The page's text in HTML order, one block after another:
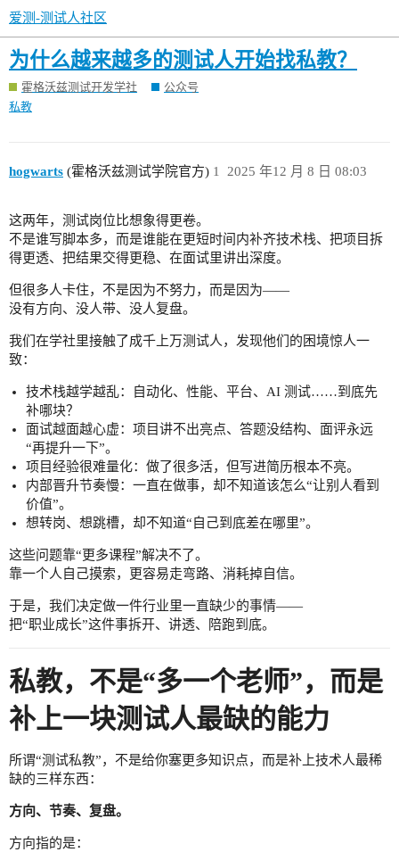
爱测-测试人社区
为什么越来越多的测试人开始找私教？
霍格沃兹测试开发学社
公众号
私教
hogwarts (霍格沃兹测试学院官方) 2025 年12 月 8 日 08:03
1
这两年，测试岗位比想象得更卷。
不是谁写脚本多，而是谁能在更短时间内补齐技术栈、把项目拆
得更透、把结果交得更稳、在面试里讲出深度。
但很多人卡住，不是因为不努力，而是因为——
没有方向、没人带、没人复盘。
我们在学社里接触了成千上万测试人，发现他们的困境惊人一
致：
技术栈越学越乱：自动化、性能、平台、AI 测试……到底先
补哪块？
面试越面越心虚：项目讲不出亮点、答题没结构、面评永远
“再提升一下”。
项目经验很难量化：做了很多活，但写进简历根本不亮。
内部晋升节奏慢：一直在做事，却不知道该怎么“让别人看到
价值”。
想转岗、想跳槽，却不知道“自己到底差在哪里”。
这些问题靠“更多课程”解决不了。
靠一个人自己摸索，更容易走弯路、消耗掉自信。
于是，我们决定做一件行业里一直缺少的事情——
把“职业成长”这件事拆开、讲透、陪跑到底。
私教，不是“多一个老师”，而是
补上一块测试人最缺的能力
所谓“测试私教”，不是给你塞更多知识点，而是补上技术人最稀
缺的三样东西：
方向、节奏、复盘。
方向指的是：